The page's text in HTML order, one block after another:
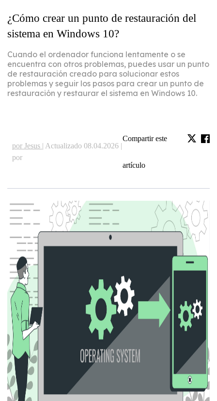
¿Cómo crear un punto de restauración del
sistema en Windows 10?
Cuando el ordenador funciona lentamente o se
encuentra con otros problemas, puedes usar un punto
de restauración creado para solucionar estos
problemas y seguir los pasos para crear un punto de
restauración y restaurar el sistema en Windows 10.
por Jesus | Actualizado 08.04.2026 |
por
Compartir este
artículo